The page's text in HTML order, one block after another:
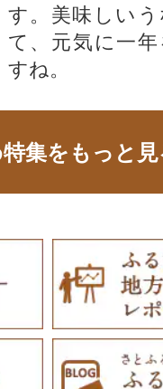
す。美味しい
て、元気に一
すね。
集をもっと